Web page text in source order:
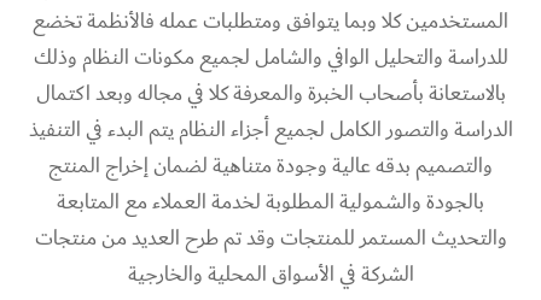
المستخدمين كلا وبما يتوافق ومتطلبات عمله فالأنظمة تخضع
للدراسة والتحليل الوافي والشامل لجميع مكونات النظام وذلك
بالاستعانة بأصحاب الخبرة والمعرفة كلا في مجاله وبعد اكتمال
الدراسة والتصور الكامل لجميع أجزاء النظام يتم البدء في التنفيذ
والتصميم بدقه عالية وجودة متناهية لضمان إخراج المنتج
بالجودة والشمولية المطلوبة لخدمة العملاء مع المتابعة
والتحديث المستمر للمنتجات وقد تم طرح العديد من منتجات
الشركة في الأسواق المحلية والخارجية